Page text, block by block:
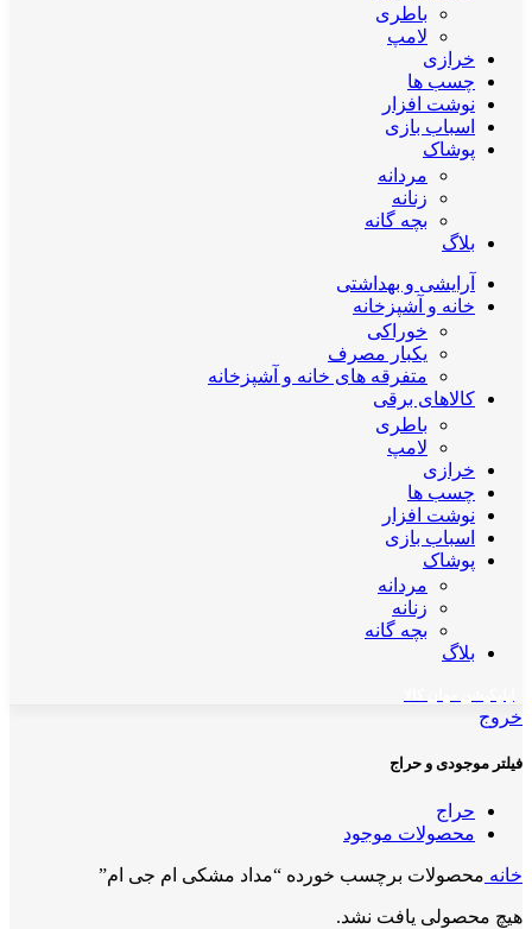
باطری
لامپ
خرازی
چسب ها
نوشت افزار
اسباب بازی
پوشاک
مردانه
زنانه
بچه گانه
بلاگ
آرایشی و بهداشتی
خانه و آشپزخانه
خوراکی
یکبار مصرف
متفرقه های خانه و آشپزخانه
کالاهای برقی
باطری
لامپ
خرازی
چسب ها
نوشت افزار
اسباب بازی
پوشاک
مردانه
زنانه
بچه گانه
بلاگ
خروج
فیلتر موجودی و حراج
حراج
محصولات موجود
خانه محصولات برچسب خورده “مداد مشکی ام جی ام”
هیچ محصولی یافت نشد.